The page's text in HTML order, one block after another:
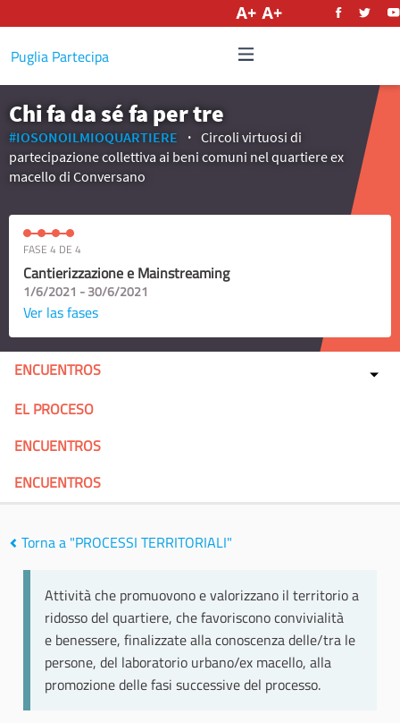
Puglia Partecipa
Chi fa da sé fa per tre
#IOSONOILMIOQUARTIERE
Circoli virtuosi di
partecipazione collettiva ai beni comuni nel quartiere ex
macello di Conversano
FASE 4 DE 4
Cantierizzazione e Mainstreaming
1/6/2021 - 30/6/2021
Ver las fases
ENCUENTROS
EL PROCESO
ENCUENTROS
ENCUENTROS
Torna a "PROCESSI TERRITORIALI"
Attività che promuovono e valorizzano il territorio a
ridosso del quartiere, che favoriscono convivialità
e benessere, finalizzate alla conoscenza delle/tra le
persone, del laboratorio urbano/ex macello, alla
promozione delle fasi successive del processo.